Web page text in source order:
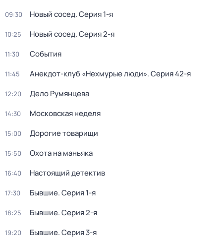
09:30 Новый сосед. Серия 1-я
10:25 Новый сосед. Серия 2-я
11:30 События
11:45 Анекдот-клуб «Нехмурые люди». Серия 42-я
12:20 Дело Румянцева
14:30 Московская неделя
15:00 Дорогие товарищи
15:50 Охота на маньяка
16:40 Настоящий детектив
17:30 Бывшие. Серия 1-я
18:25 Бывшие. Серия 2-я
19:20 Бывшие. Серия 3-я